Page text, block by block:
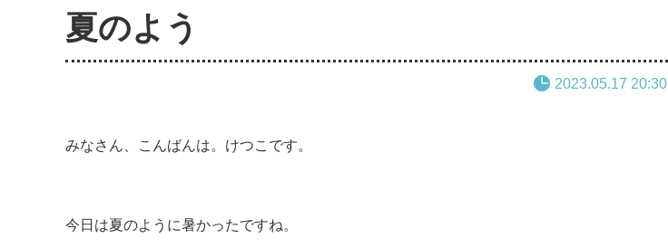
夏のよう
2023.05.17 20:30
みなさん、こんばんは。けつこです。
今日は夏のように暑かったですね。